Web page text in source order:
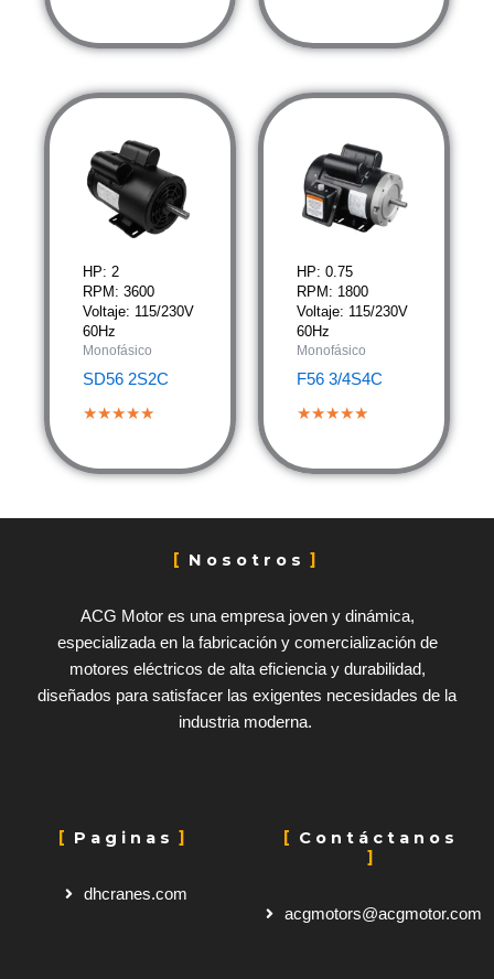
HP: 2
RPM: 3600
Voltaje: 115/230V
60Hz
Monofásico
SD56 2S2C
★★★★★
HP: 0.75
RPM: 1800
Voltaje: 115/230V
60Hz
Monofásico
F56 3/4S4C
★★★★★
Nosotros
ACG Motor es una empresa joven y dinámica,
especializada en la fabricación y comercialización de
motores eléctricos de alta eficiencia y durabilidad,
diseñados para satisfacer las exigentes necesidades de la
industria moderna.
Paginas
dhcranes.com
Contáctanos
acgmotors@acgmotor.com